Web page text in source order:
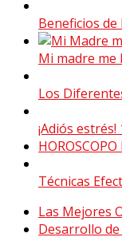
Beneficios de
Mi madre me
Los
¡Adiós
Técnicas
Las Mejores
Desarrollo